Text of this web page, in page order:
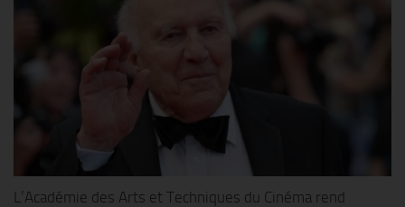
L’Académie des Arts et Techniques du Cinéma rend